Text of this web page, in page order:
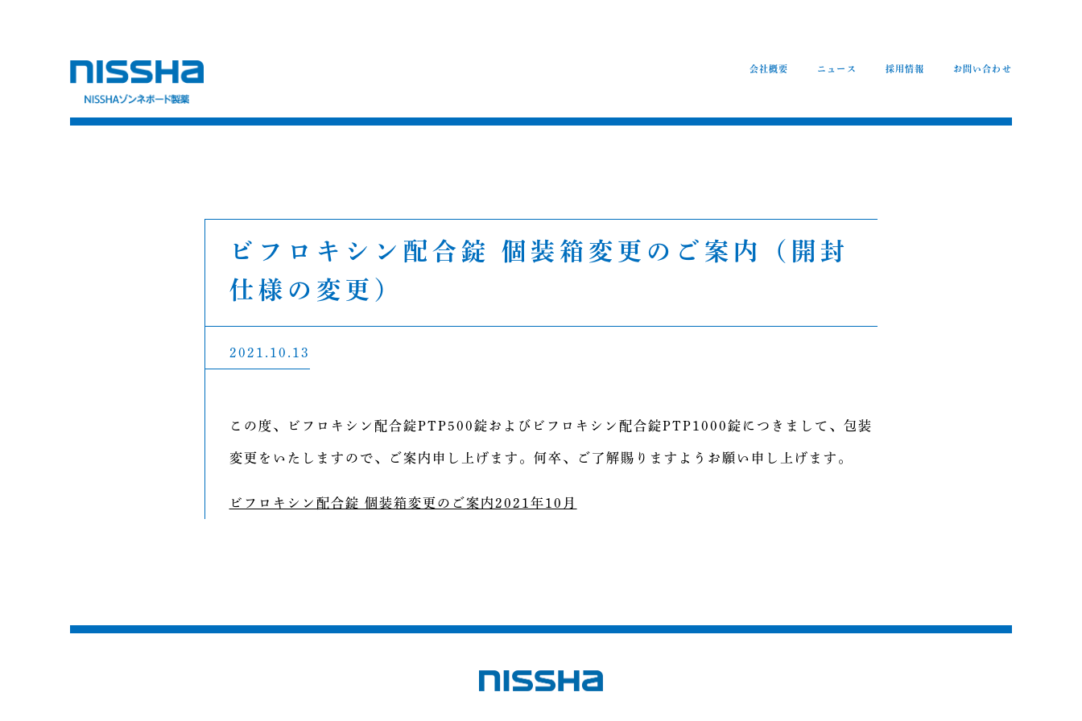
会社概要 ニュース 採用情報 お問い合わせ
ビフロキシン配合錠 個装箱変更のご案内（開封
仕様の変更）
2021.10.13
この度、ビフロキシン配合錠PTP500錠およびビフロキシン配合錠PTP1000錠につきまして、包装
変更をいたしますので、ご案内申し上げます。何卒、ご了解賜りますようお願い申し上げます。
ビフロキシン配合錠 個装箱変更のご案内2021年10月